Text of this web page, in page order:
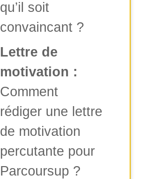
qu’il soit
convaincant ?
Lettre de
motivation :
Comment
rédiger une lettre
de motivation
percutante pour
Parcoursup ?